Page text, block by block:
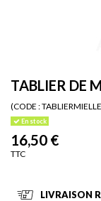
TABLIER DE
(CODE :
En stock
16,50 €
TTC
LIVRAISON